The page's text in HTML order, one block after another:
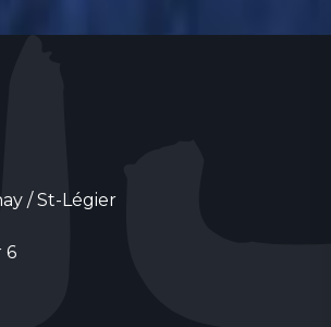
/ St-Légier
6